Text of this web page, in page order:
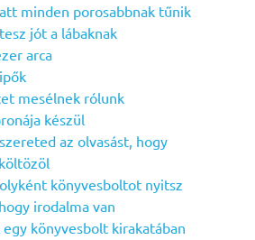
minden porosabbnak tűnik
jót a lábaknak
arca
mesélnek rólunk
készül
az olvasást, hogy
könyvesboltot nyitsz
irodalma van
könyvesbolt kirakatában